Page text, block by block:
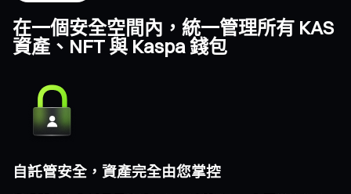
在一個安全空間內，統一管理所有 KAS
資產、NFT 與 Kaspa 錢包
自託管安全，資產完全由您掌控